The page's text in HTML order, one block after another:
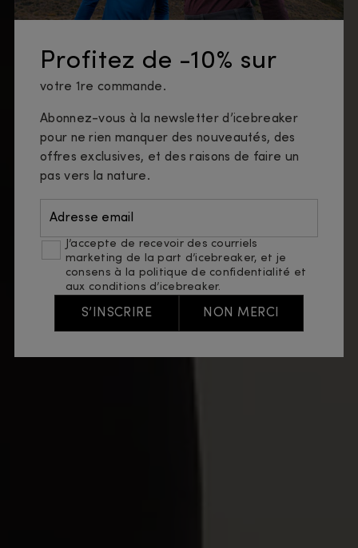
Profitez de -10% sur
votre 1re commande.
Abonnez-vous à la newsletter d’icebreaker
pour ne rien manquer des nouveautés, des
offres exclusives, et des raisons de faire un
pas vers la nature.
Adresse email
J’accepte de recevoir des courriels
marketing de la part d’icebreaker, et je
consens à
la politique de confidentialité et
aux conditions d’icebreaker.
S’INSCRIRE NON MERCI